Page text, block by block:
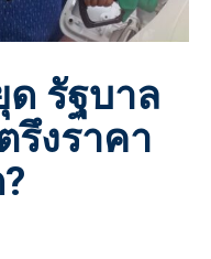
รัฐบาล
รึงราคา